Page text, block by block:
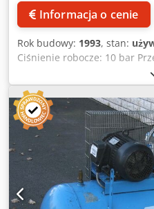
Informacja o cenie
Rok budowy: 1993, stan:
Ciśnienie robocze: 10 bar
Pojemność zbiornika: 350
Moc silnika: 37 kW
kw Waga: na zamówienie kg
Osuszacz i zbiornik
silnika 37kW, prędkość
objętość skokowa 340l/min
OSK, typ , dla 11 bar, temp. -
litrów, CE 92004 System
typ TB 9, dopuszczalna
+50°C *